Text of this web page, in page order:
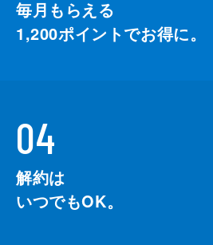
毎月もらえる
1,200ポイントでお得に。
04
解約は
いつでもOK。